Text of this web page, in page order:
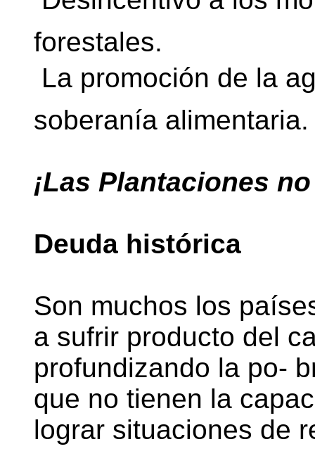
forestales.
 La promoción de la
soberanía alimentaria.
¡Las Plantaciones
Deuda histórica
Son muchos los
a sufrir producto del
profundizando la po-
que no tienen la
lograr situaciones de